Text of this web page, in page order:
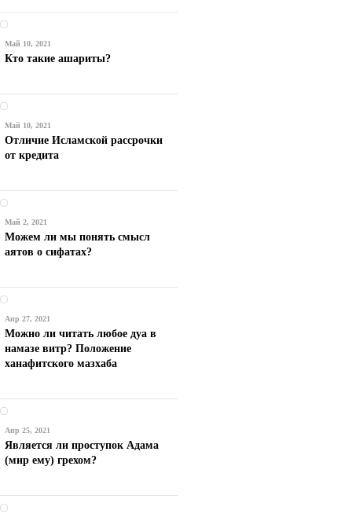
Май 10, 2021
Кто такие ашариты?
Май 10, 2021
Отличие Исламской рассрочки
от кредита
Май 2, 2021
Можем ли мы понять смысл
аятов о сифатах?
Апр 27, 2021
Можно ли читать любое дуа в
намазе витр? Положение
ханафитского мазхаба
Апр 25, 2021
Является ли проступок Адама
(мир ему) грехом?